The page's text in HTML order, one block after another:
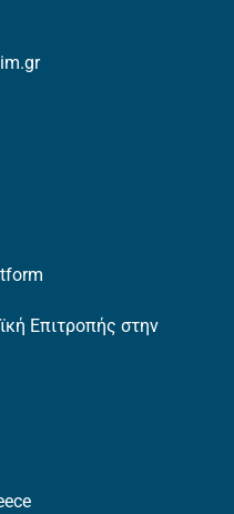
Επιτροπής στην